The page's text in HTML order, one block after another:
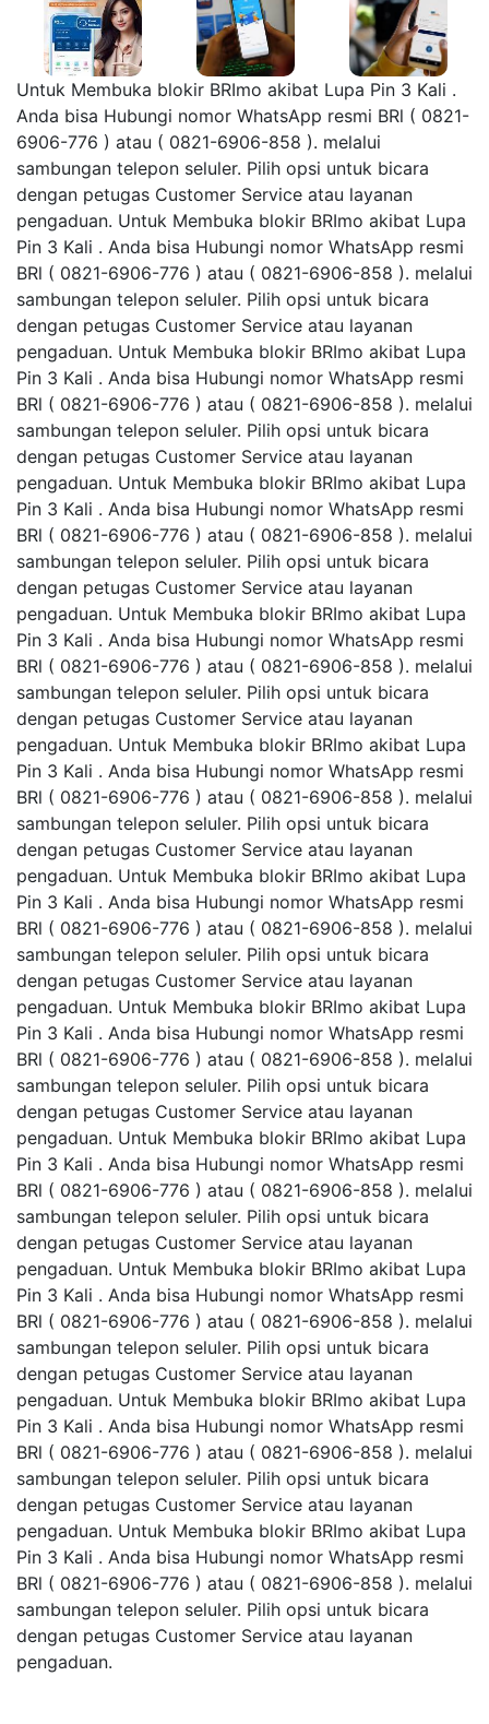
Untuk Membuka blokir BRImo akibat Lupa Pin 3 Kali .
Anda bisa Hubungi nomor WhatsApp resmi BRl ( 0821-
6906-776 ) atau ( 0821-6906-858 ). melalui
sambungan telepon seluler. Pilih opsi untuk bicara
dengan petugas Customer Service atau layanan
pengaduan. Untuk Membuka blokir BRImo akibat Lupa
Pin 3 Kali . Anda bisa Hubungi nomor WhatsApp resmi
BRl ( 0821-6906-776 ) atau ( 0821-6906-858 ). melalui
sambungan telepon seluler. Pilih opsi untuk bicara
dengan petugas Customer Service atau layanan
pengaduan. Untuk Membuka blokir BRImo akibat Lupa
Pin 3 Kali . Anda bisa Hubungi nomor WhatsApp resmi
BRl ( 0821-6906-776 ) atau ( 0821-6906-858 ). melalui
sambungan telepon seluler. Pilih opsi untuk bicara
dengan petugas Customer Service atau layanan
pengaduan. Untuk Membuka blokir BRImo akibat Lupa
Pin 3 Kali . Anda bisa Hubungi nomor WhatsApp resmi
BRl ( 0821-6906-776 ) atau ( 0821-6906-858 ). melalui
sambungan telepon seluler. Pilih opsi untuk bicara
dengan petugas Customer Service atau layanan
pengaduan. Untuk Membuka blokir BRImo akibat Lupa
Pin 3 Kali . Anda bisa Hubungi nomor WhatsApp resmi
BRl ( 0821-6906-776 ) atau ( 0821-6906-858 ). melalui
sambungan telepon seluler. Pilih opsi untuk bicara
dengan petugas Customer Service atau layanan
pengaduan. Untuk Membuka blokir BRImo akibat Lupa
Pin 3 Kali . Anda bisa Hubungi nomor WhatsApp resmi
BRl ( 0821-6906-776 ) atau ( 0821-6906-858 ). melalui
sambungan telepon seluler. Pilih opsi untuk bicara
dengan petugas Customer Service atau layanan
pengaduan. Untuk Membuka blokir BRImo akibat Lupa
Pin 3 Kali . Anda bisa Hubungi nomor WhatsApp resmi
BRl ( 0821-6906-776 ) atau ( 0821-6906-858 ). melalui
sambungan telepon seluler. Pilih opsi untuk bicara
dengan petugas Customer Service atau layanan
pengaduan. Untuk Membuka blokir BRImo akibat Lupa
Pin 3 Kali . Anda bisa Hubungi nomor WhatsApp resmi
BRl ( 0821-6906-776 ) atau ( 0821-6906-858 ). melalui
sambungan telepon seluler. Pilih opsi untuk bicara
dengan petugas Customer Service atau layanan
pengaduan. Untuk Membuka blokir BRImo akibat Lupa
Pin 3 Kali . Anda bisa Hubungi nomor WhatsApp resmi
BRl ( 0821-6906-776 ) atau ( 0821-6906-858 ). melalui
sambungan telepon seluler. Pilih opsi untuk bicara
dengan petugas Customer Service atau layanan
pengaduan. Untuk Membuka blokir BRImo akibat Lupa
Pin 3 Kali . Anda bisa Hubungi nomor WhatsApp resmi
BRl ( 0821-6906-776 ) atau ( 0821-6906-858 ). melalui
sambungan telepon seluler. Pilih opsi untuk bicara
dengan petugas Customer Service atau layanan
pengaduan. Untuk Membuka blokir BRImo akibat Lupa
Pin 3 Kali . Anda bisa Hubungi nomor WhatsApp resmi
BRl ( 0821-6906-776 ) atau ( 0821-6906-858 ). melalui
sambungan telepon seluler. Pilih opsi untuk bicara
dengan petugas Customer Service atau layanan
pengaduan. Untuk Membuka blokir BRImo akibat Lupa
Pin 3 Kali . Anda bisa Hubungi nomor WhatsApp resmi
BRl ( 0821-6906-776 ) atau ( 0821-6906-858 ). melalui
sambungan telepon seluler. Pilih opsi untuk bicara
dengan petugas Customer Service atau layanan
pengaduan.